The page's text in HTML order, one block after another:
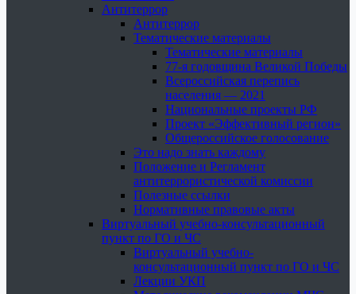
Антитеррор
Антитеррор
Тематические материалы
Тематические материалы
77-я годовщина Великой Победы
Всероссийская перепись
населения — 2021
Национальные проекты РФ
Проект «Эффективный регион»
Общероссийское голосование
Это надо знать каждому
Положение и Регламент
антитеррористической комиссии
Полезные ссылки
Нормативные правовые акты
Виртуальный учебно-консультационный
пункт по ГО и ЧС
Виртуальный учебно-
консультационный пункт по ГО и ЧС
Лекции УКП